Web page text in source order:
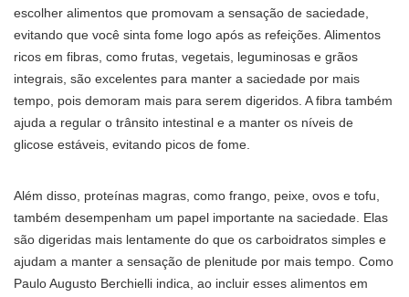
escolher alimentos que promovam a sensação de saciedade,
evitando que você sinta fome logo após as refeições. Alimentos
ricos em fibras, como frutas, vegetais, leguminosas e grãos
integrais, são excelentes para manter a saciedade por mais
tempo, pois demoram mais para serem digeridos. A fibra também
ajuda a regular o trânsito intestinal e a manter os níveis de
glicose estáveis, evitando picos de fome.
Além disso, proteínas magras, como frango, peixe, ovos e tofu,
também desempenham um papel importante na saciedade. Elas
são digeridas mais lentamente do que os carboidratos simples e
ajudam a manter a sensação de plenitude por mais tempo. Como
Paulo Augusto Berchielli indica, ao incluir esses alimentos em